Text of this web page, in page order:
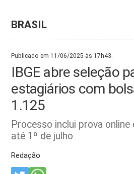
BRASIL
Publicado em 11/06/2025 às 17h43.
IBGE abre seleção
estagiários com
1.125
Processo inclui prova online
até 1º de julho
Redação